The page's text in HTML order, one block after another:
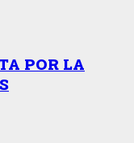
POR LA